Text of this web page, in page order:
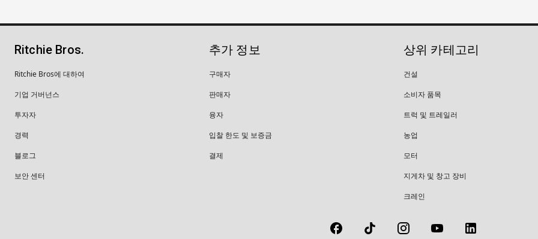
Ritchie Bros.
Ritchie Bros에 대하여
기업 거버넌스
투자자
경력
블로그
보안 센터
추가 정보
구매자
판매자
융자
입찰 한도 및 보증금
결제
상위 카테고리
건설
소비자 품목
트럭 및 트레일러
농업
모터
지게차 및 창고 장비
크레인